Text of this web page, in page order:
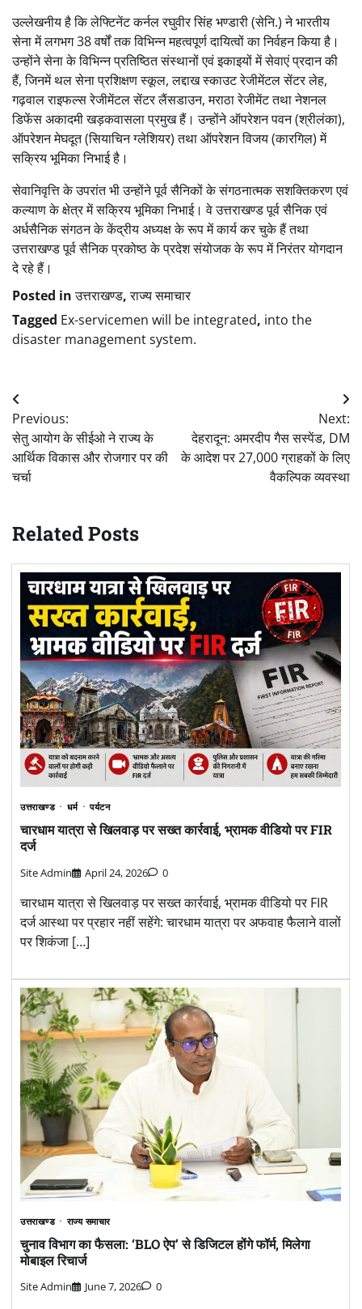
उल्लेखनीय है कि लेफ्टिनेंट कर्नल रघुवीर सिंह भण्डारी (सेनि.) ने भारतीय
सेना में लगभग 38 वर्षों तक विभिन्न महत्वपूर्ण दायित्वों का निर्वहन किया है।
उन्होंने सेना के विभिन्न प्रतिष्ठित संस्थानों एवं इकाइयों में सेवाएं प्रदान की
हैं, जिनमें थल सेना प्रशिक्षण स्कूल, लद्दाख स्काउट रेजीमेंटल सेंटर लेह,
गढ़वाल राइफल्स रेजीमेंटल सेंटर लैंसडाउन, मराठा रेजीमेंट तथा नेशनल
डिफेंस अकादमी खड़कवासला प्रमुख हैं। उन्होंने ऑपरेशन पवन (श्रीलंका),
ऑपरेशन मेघदूत (सियाचिन ग्लेशियर) तथा ऑपरेशन विजय (कारगिल) में
सक्रिय भूमिका निभाई है।
सेवानिवृत्ति के उपरांत भी उन्होंने पूर्व सैनिकों के संगठनात्मक सशक्तिकरण एवं
कल्याण के क्षेत्र में सक्रिय भूमिका निभाई। वे उत्तराखण्ड पूर्व सैनिक एवं
अर्धसैनिक संगठन के केंद्रीय अध्यक्ष के रूप में कार्य कर चुके हैं तथा
उत्तराखण्ड पूर्व सैनिक प्रकोष्ठ के प्रदेश संयोजक के रूप में निरंतर योगदान
दे रहे हैं।
Posted inउत्तराखण्ड,राज्य समाचार
Tagged Ex-servicemen will be integrated, into the
disaster management system.
Post
navigation
Previous:
सेतु आयोग के सीईओ ने राज्य के
आर्थिक विकास और रोजगार पर की
चर्चा
Next:
देहरादून: अमरदीप गैस सस्पेंड, DM
के आदेश पर 27,000 ग्राहकों के लिए
वैकल्पिक व्यवस्था
Related Posts
उत्तराखण्ड धर्म पर्यटन
चारधाम यात्रा से खिलवाड़ पर सख्त कार्रवाई, भ्रामक वीडियो पर FIR
दर्ज
Site Admin April 24, 2026 0
चारधाम यात्रा से खिलवाड़ पर सख्त कार्रवाई, भ्रामक वीडियो पर FIR
दर्ज आस्था पर प्रहार नहीं सहेंगे: चारधाम यात्रा पर अफवाह फैलाने वालों
पर शिकंजा […]
उत्तराखण्ड राज्य समाचार
चुनाव विभाग का फैसला: ‘BLO ऐप’ से डिजिटल होंगे फॉर्म, मिलेगा
मोबाइल रिचार्ज
Site Admin June 7, 2026 0